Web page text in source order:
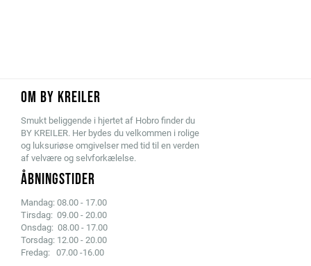
OM BY KREILER
Smukt beliggende i hjertet af Hobro finder du
BY KREILER. Her bydes du velkommen i rolige
og luksuriøse omgivelser med tid til en verden
af velvære og selvforkælelse.
ÅBNINGSTIDER
Mandag: 08.00 - 17.00
Tirsdag: 09.00 - 20.00
Onsdag: 08.00 - 17.00
Torsdag: 12.00 - 20.00
Fredag: 07.00 -16.00